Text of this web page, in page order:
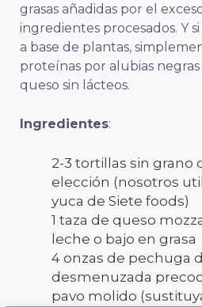
grasas añadidas por el
ingredientes procesados. Y
a base de plantas,
proteínas por alubias
queso sin lácteos.
Ingredientes:
2-3 tortillas sin grano
elección (nosotros
yuca de Siete foods)
1 taza de queso
leche o bajo en grasa
4 onzas de pechuga
desmenuzada
pavo molido